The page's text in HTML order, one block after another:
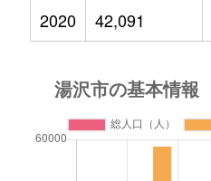
2020
42,091